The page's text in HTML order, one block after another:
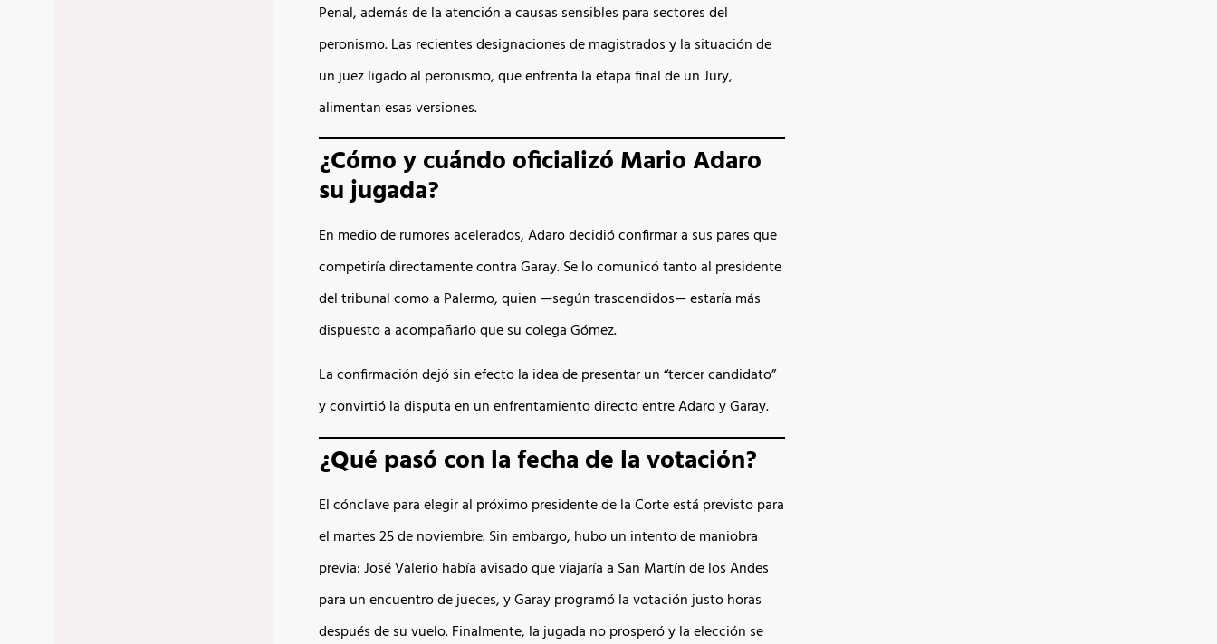
Penal, además de la atención a causas sensibles para sectores del
peronismo. Las recientes designaciones de magistrados y la situación de
un juez ligado al peronismo, que enfrenta la etapa final de un Jury,
alimentan esas versiones.
¿Cómo y cuándo oficializó Mario Adaro
su jugada?
En medio de rumores acelerados, Adaro decidió confirmar a sus pares que
competiría directamente contra Garay. Se lo comunicó tanto al presidente
del tribunal como a Palermo, quien —según trascendidos— estaría más
dispuesto a acompañarlo que su colega Gómez.
La confirmación dejó sin efecto la idea de presentar un “tercer candidato”
y convirtió la disputa en un enfrentamiento directo entre Adaro y Garay.
¿Qué pasó con la fecha de la votación?
El cónclave para elegir al próximo presidente de la Corte está previsto para
el martes 25 de noviembre. Sin embargo, hubo un intento de maniobra
previa: José Valerio había avisado que viajaría a San Martín de los Andes
para un encuentro de jueces, y Garay programó la votación justo horas
después de su vuelo. Finalmente, la jugada no prosperó y la elección se